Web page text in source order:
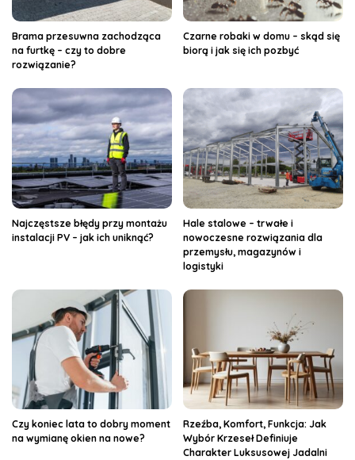
Brama przesuwna zachodząca
na furtkę – czy to dobre
rozwiązanie?
Czarne robaki w domu – skąd się
biorą i jak się ich pozbyć
Najczęstsze błędy przy montażu
instalacji PV – jak ich uniknąć?
Hale stalowe – trwałe i
nowoczesne rozwiązania dla
przemysłu, magazynów i
logistyki
Czy koniec lata to dobry moment
na wymianę okien na nowe?
Rzeźba, Komfort, Funkcja: Jak
Wybór Krzeseł Definiuje
Charakter Luksusowej Jadalni